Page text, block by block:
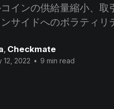
インの供給量縮小、
サイドへのボラティ
, Checkmate
12, 2022 • 9 min read